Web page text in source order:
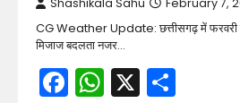
CG Weather Update: छत्तीसगढ़ में फरवरी
मिजाज बदलता नजर…
Facebook
WhatsApp
X